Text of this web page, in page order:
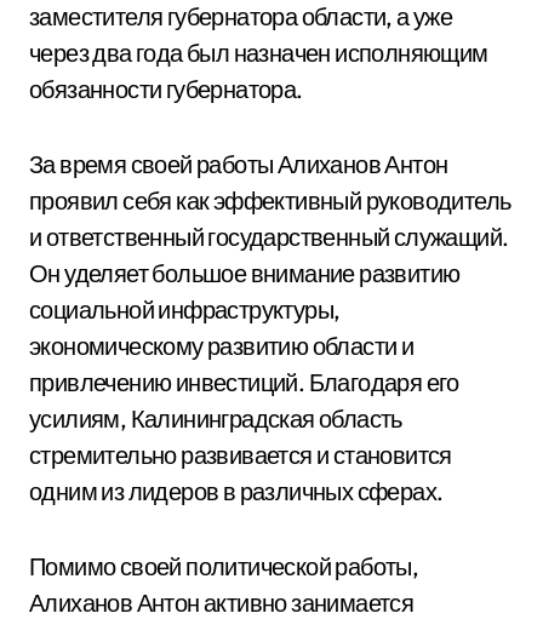
заместителя губернатора области, а уже
через два года был назначен исполняющим
обязанности губернатора.
За время своей работы Алиханов Антон
проявил себя как эффективный руководитель
и ответственный государственный служащий.
Он уделяет большое внимание развитию
социальной инфраструктуры,
экономическому развитию области и
привлечению инвестиций. Благодаря его
усилиям, Калининградская область
стремительно развивается и становится
одним из лидеров в различных сферах.
Помимо своей политической работы,
Алиханов Антон активно занимается